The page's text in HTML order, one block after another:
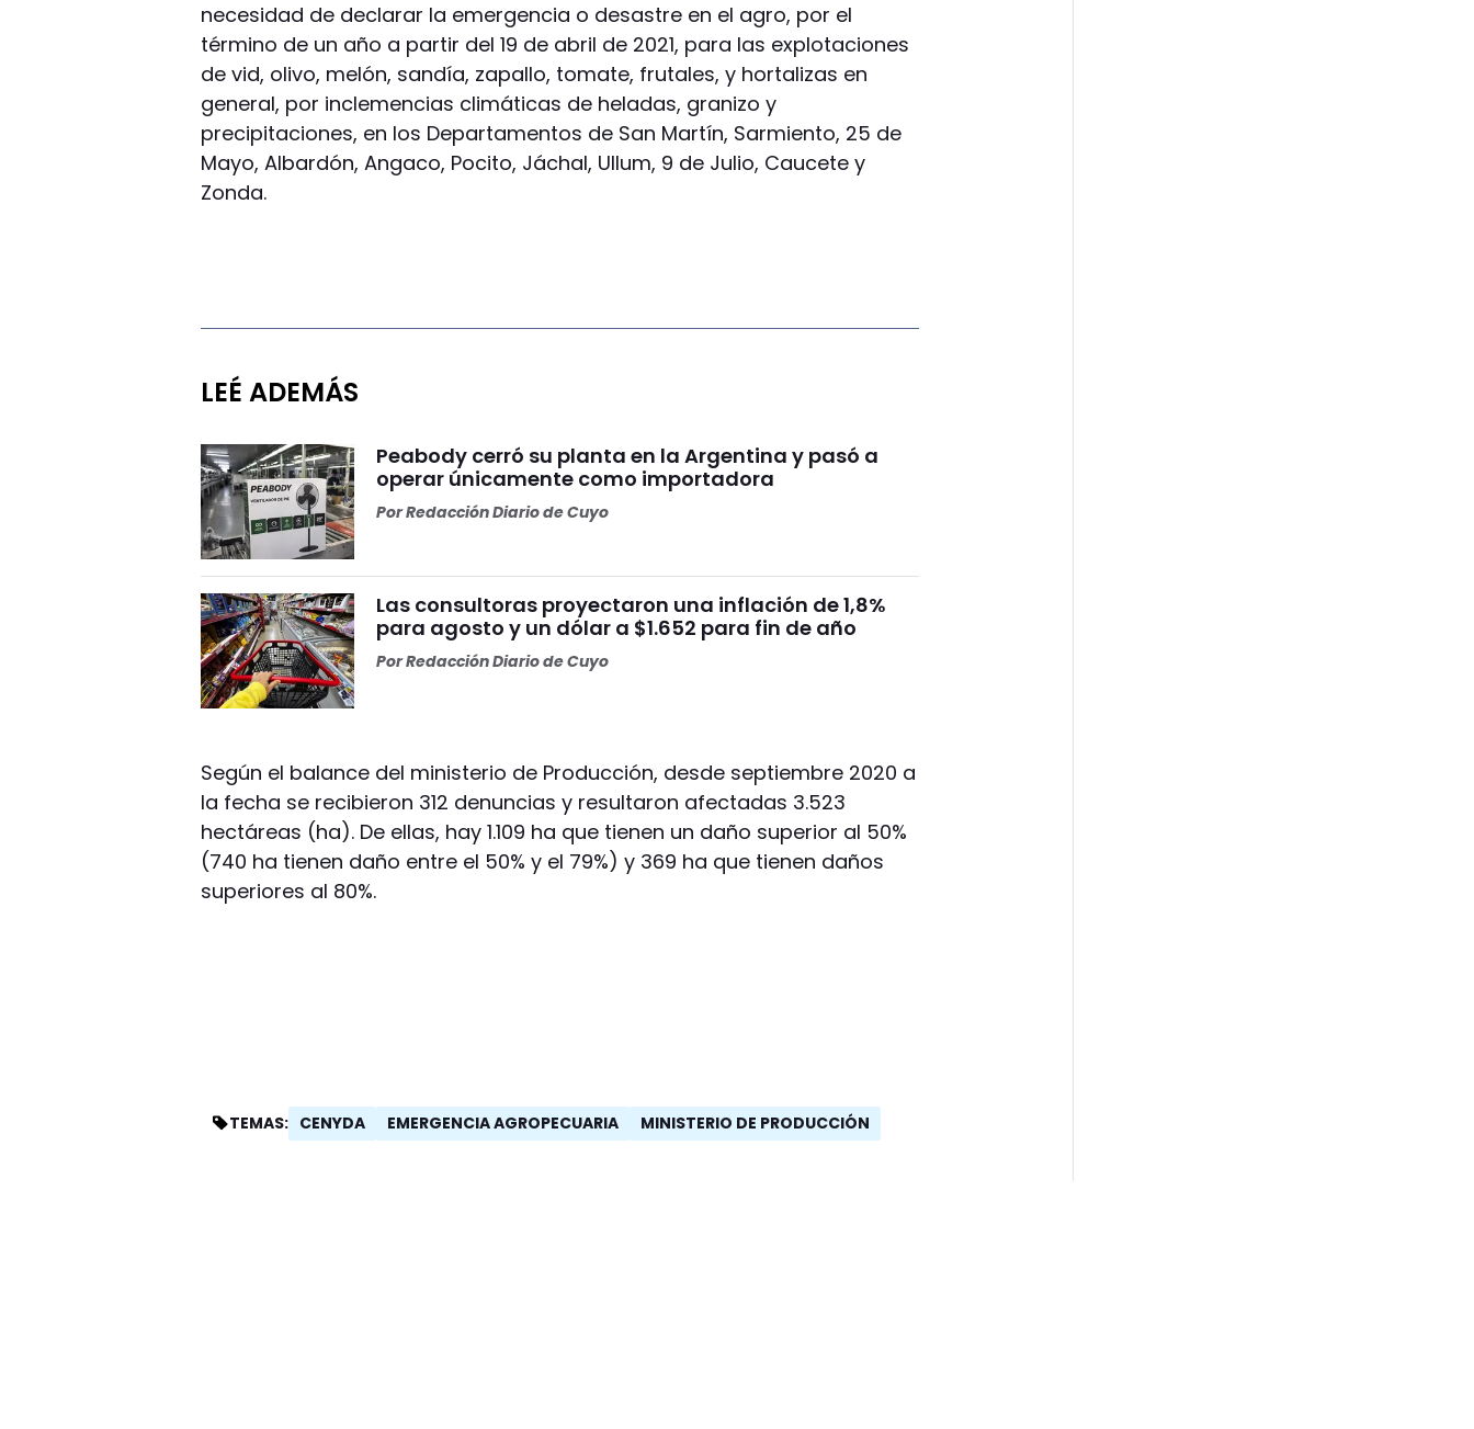
necesidad de declarar la emergencia o desastre en el agro, por el
término de un año a partir del 19 de abril de 2021, para las explotaciones
de vid, olivo, melón, sandía, zapallo, tomate, frutales, y hortalizas en
general, por inclemencias climáticas de heladas, granizo y
precipitaciones, en los Departamentos de San Martín, Sarmiento, 25 de
Mayo, Albardón, Angaco, Pocito, Jáchal, Ullum, 9 de Julio, Caucete y
Zonda.
LEÉ ADEMÁS
Peabody cerró su planta en la Argentina y pasó a
operar únicamente como importadora
PorRedacción Diario de Cuyo
Las consultoras proyectaron una inflación de 1,8%
para agosto y un dólar a $1.652 para fin de año
PorRedacción Diario de Cuyo
Según el balance del ministerio de Producción, desde septiembre 2020 a
la fecha se recibieron 312 denuncias y resultaron afectadas 3.523
hectáreas (ha). De ellas, hay 1.109 ha que tienen un daño superior al 50%
(740 ha tienen daño entre el 50% y el 79%) y 369 ha que tienen daños
superiores al 80%.
TEMAS: CENYDA EMERGENCIA AGROPECUARIA MINISTERIO DE PRODUCCIÓN